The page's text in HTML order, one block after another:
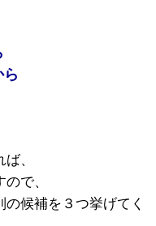
、
で、
候補を３つ挙げてく